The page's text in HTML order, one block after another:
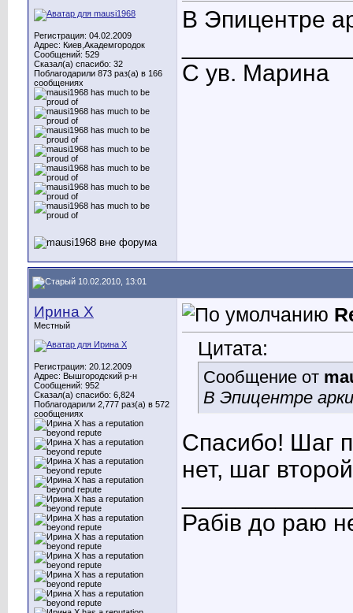
Регистрация: 04.02.2009
Адрес: Киев,Академгородок
Сообщений: 529
Сказал(а) спасибо: 32
Поблагодарили 873 раз(а) в 166
сообщениях
В Эпицентре
С ув. Марина
10.02.2010, 13:01
Ирина X
Местный
Регистрация: 20.12.2009
Адрес: Вышгородский р-н
Сообщений: 952
Сказал(а) спасибо: 6,824
Поблагодарили 2,777 раз(а) в 572
сообщениях
Цитата:
Сообщение от
В Эпицентре
Спасибо! Шаг
нет, шаг
Рабів до раю